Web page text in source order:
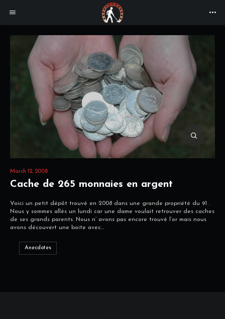
March 12, 2008
Cache de 265 monnaies en argent
Voici un petit dépôt trouvé en 2008 dans une grande propriété du 91 .
Nous y sommes allés un lundi car une dame voulait retrouver des caches
de ses grands parents. Nous n’ avons pas encore trouvé l’or mais nous
avons découvert une boite avec…
Anecdotes